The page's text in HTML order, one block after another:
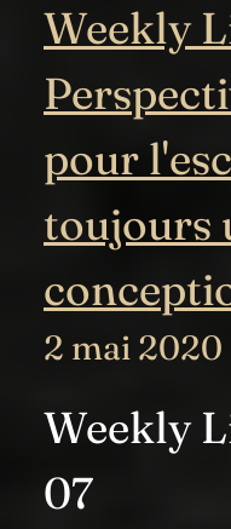
Weekly
pour
toujours
2 mai 2020
Weekly
07